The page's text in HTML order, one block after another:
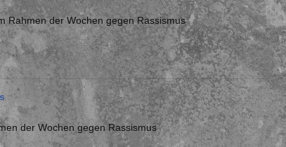
Rahmen der Wochen gegen Rassismus
der Wochen gegen Rassismus